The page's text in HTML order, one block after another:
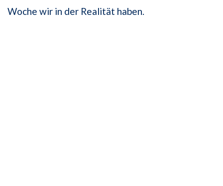
Woche wir in der Realität haben.